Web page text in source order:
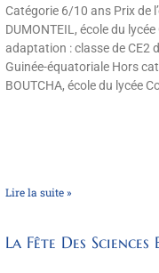
Catégorie 6/10 ans Prix de
DUMONTEIL, école du
adaptation : classe de CE2
Guinée-équatoriale Hors
BOUTCHA, école du lycée
Lire la suite »
La Fête Des